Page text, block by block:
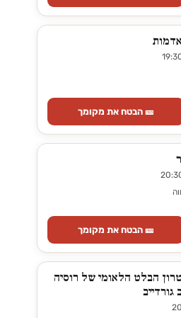
🎫 הבטח את מקומך
🎫 הבטח את מקומך
הבלט הלאומי של רוסיה